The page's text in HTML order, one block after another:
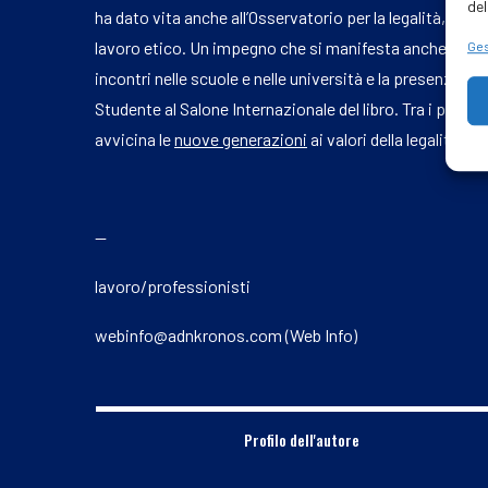
ha dato vita anche all’Osservatorio per la legalità,
lavoro etico. Un impegno che si manifesta anche
incontri nelle scuole e nelle università e la presenza
Studente al Salone Internazionale del libro. Tra i
avvicina lenuove generazioni ai valori della legalità, dei
—
lavoro/professionisti
webinfo@adnkronos.com (Web Info)
Profilo dell'autore